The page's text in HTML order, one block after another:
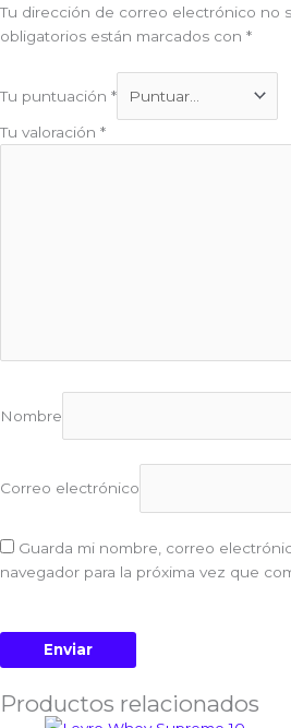
Tu dirección de correo electrónico no
obligatorios están marcados con *
Tu puntuación *
Tu valoración *
Nombre
Correo electrónico
Guarda mi nombre, correo
navegador para la próxima vez que
Productos relacionados